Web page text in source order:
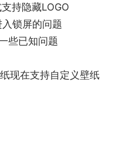
持隐藏LOGO
锁屏的问题
些已知问题
现在支持自定义壁纸